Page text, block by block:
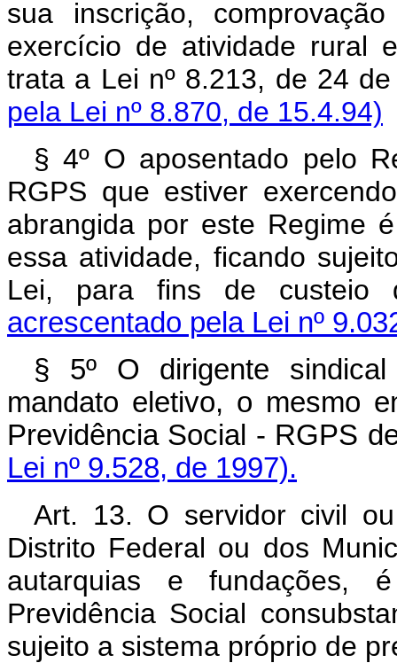
sua inscrição,
exercício de atividade rural
trata a Lei nº 8.213, de 24
pela Lei nº 8.870, de 15.4.94)
§ 4º O aposentado pelo
RGPS que estiver
abrangida por este Regime
essa atividade, ficando
Lei, para fins de custeio
acrescentado pela Lei nº
§ 5º O dirigente
mandato eletivo, o mesmo
Previdência Social - RGPS
Lei nº 9.528, de 1997).
Art. 13. O servidor civil
Distrito Federal ou dos
autarquias e fundações,
Previdência Social
sujeito a sistema próprio de